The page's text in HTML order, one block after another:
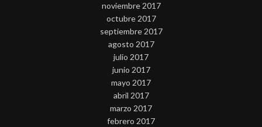
noviembre 2017
octubre 2017
septiembre 2017
agosto 2017
julio 2017
junio 2017
mayo 2017
abril 2017
marzo 2017
febrero 2017